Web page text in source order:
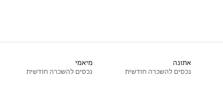
אתונה
נכסים להשכרה חודשית
מיאמי
נכסים להשכרה חודשית